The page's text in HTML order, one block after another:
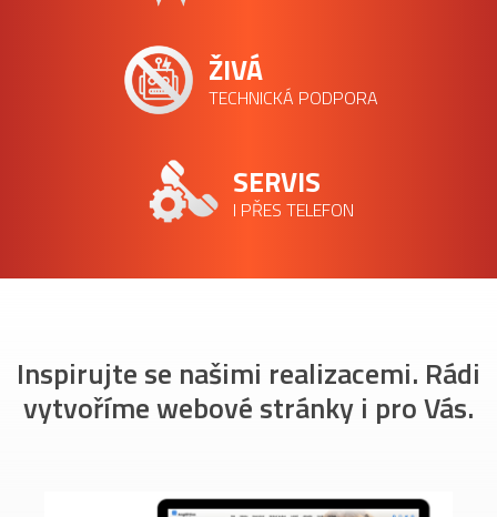
ŽIVÁ
TECHNICKÁ PODPORA
SERVIS
I PŘES TELEFON
Inspirujte se našimi realizacemi. Rádi
vytvoříme webové stránky i pro Vás.